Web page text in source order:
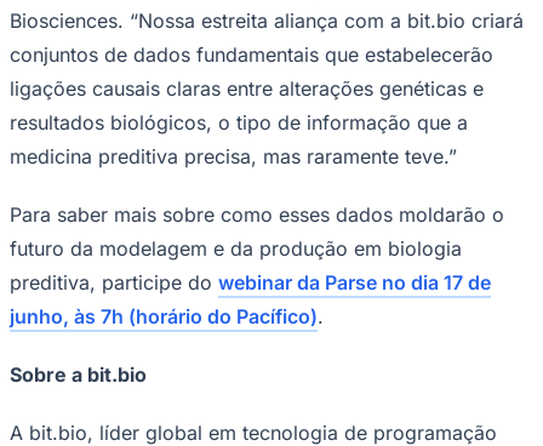
Biosciences. “Nossa estreita aliança com a bit.bio criará
conjuntos de dados fundamentais que estabelecerão
ligações causais claras entre alterações genéticas e
resultados biológicos, o tipo de informação que a
medicina preditiva precisa, mas raramente teve.”
Para saber mais sobre como esses dados moldarão o
futuro da modelagem e da produção em biologia
preditiva, participe do webinar da Parse no dia 17 de
junho, às 7h (horário do Pacífico).
Sobre a bit.bio
A bit.bio, líder global em tecnologia de programação